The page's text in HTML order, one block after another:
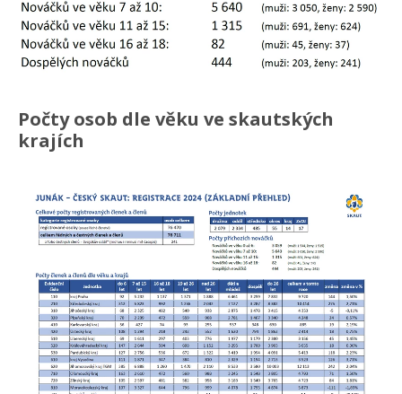
Počty osob dle věku ve skautských
krajích